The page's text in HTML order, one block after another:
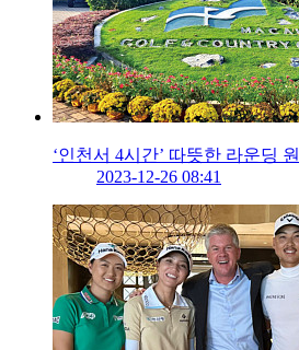
‘인천서 4시간’ 따뜻한 라운딩
2023-12-26 08:41